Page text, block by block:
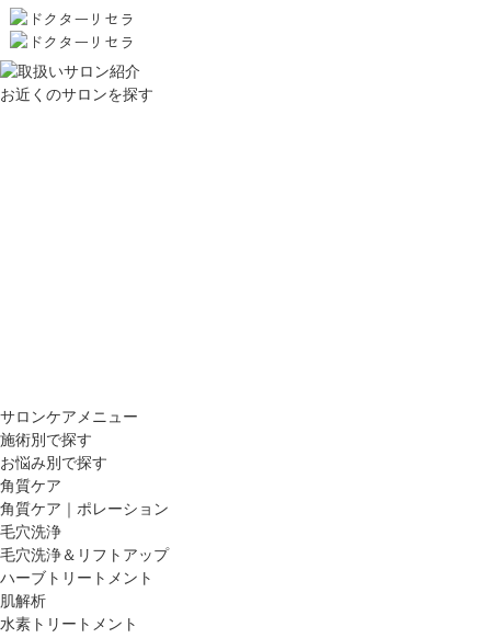
お近くのサロンを探す
サロンケアメニュー
施術別で探す
お悩み別で探す
角質ケア
角質ケア｜ポレーション
毛穴洗浄
毛穴洗浄＆リフトアップ
ハーブトリートメント
肌解析
水素トリートメント